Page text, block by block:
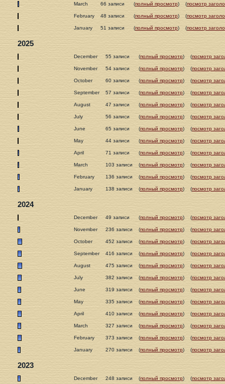
March 66 записи (полный просмотр) (посмотр
February 48 записи (полный просмотр) (посмотр
January 51 записи (полный просмотр) (посмотр
2025
December 55 записи (полный просмотр) (посмотр
November 54 записи (полный просмотр) (посмотр
October 60 записи (полный просмотр) (посмотр
September 57 записи (полный просмотр) (посмотр
August 47 записи (полный просмотр) (посмотр
July 56 записи (полный просмотр) (посмотр
June 65 записи (полный просмотр) (посмотр
May 44 записи (полный просмотр) (посмотр
April 71 записи (полный просмотр) (посмотр
March 103 записи (полный просмотр) (посмотр
February 136 записи (полный просмотр) (посмотр
January 138 записи (полный просмотр) (посмотр
2024
December 49 записи (полный просмотр) (посмотр
November 236 записи (полный просмотр) (посмотр
October 452 записи (полный просмотр) (посмотр
September 416 записи (полный просмотр) (посмотр
August 475 записи (полный просмотр) (посмотр
July 382 записи (полный просмотр) (посмотр
June 319 записи (полный просмотр) (посмотр
May 335 записи (полный просмотр) (посмотр
April 410 записи (полный просмотр) (посмотр
March 327 записи (полный просмотр) (посмотр
February 373 записи (полный просмотр) (посмотр
January 270 записи (полный просмотр) (посмотр
2023
December 248 записи (полный просмотр) (посмотр